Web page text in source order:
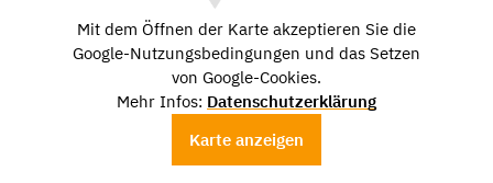
Mit dem Öffnen der Karte akzeptieren Sie die
Google-Nutzungsbedingungen und das Setzen
von Google-Cookies.
Mehr Infos: Datenschutzerklärung
Karte anzeigen